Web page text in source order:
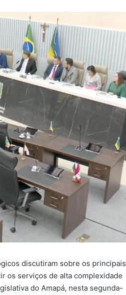
discutiram sobre os principais
os serviços de alta complexidade
do Amapá, nesta segunda-